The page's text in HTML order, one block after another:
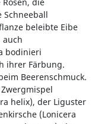
Schneeball
beleibte Eibe
auch
bodinieri
ihrer Färbung.
Beerenschmuck.
helix), der Liguster
(Lonicera